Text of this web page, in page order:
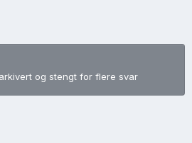
og stengt for flere svar